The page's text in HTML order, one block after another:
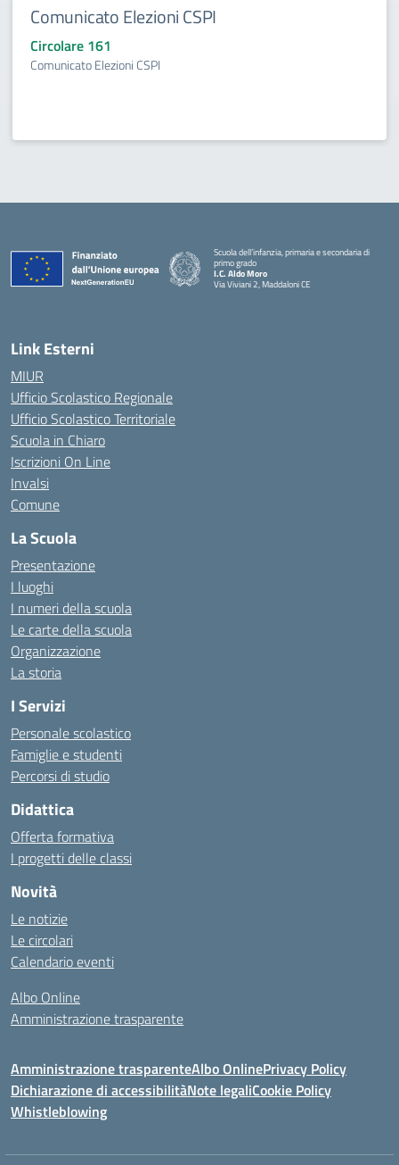
Comunicato Elezioni CSPI
Circolare 161
Comunicato Elezioni CSPI
Scuola dell’infanzia, primaria e secondaria di
primo grado
I.C. Aldo Moro
Via Viviani 2, Maddaloni CE
Link Esterni
MIUR
Ufficio Scolastico Regionale
Ufficio Scolastico Territoriale
Scuola in Chiaro
Iscrizioni On Line
Invalsi
Comune
La Scuola
Presentazione
I luoghi
I numeri della scuola
Le carte della scuola
Organizzazione
La storia
I Servizi
Personale scolastico
Famiglie e studenti
Percorsi di studio
Didattica
Offerta formativa
I progetti delle classi
Novità
Le notizie
Le circolari
Calendario eventi
Albo Online
Amministrazione trasparente
Amministrazione trasparenteAlbo OnlinePrivacy Policy
Dichiarazione di accessibilitàNote legaliCookie Policy
Whistleblowing